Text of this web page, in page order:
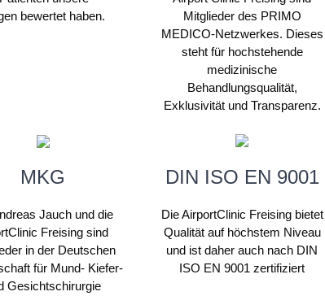
bewertet haben.
Mitglieder des PRIMO
MEDICO-Netzwerkes. Dieses
steht für hochstehende
medizinische
Behandlungsqualität,
Exklusivität und Transparenz.
MKG
Jauch und die
Freising sind
in der Deutschen
für Mund- Kiefer-
Gesichtschirurgie
DIN ISO EN 9001
Die AirportClinic Freising bietet
Qualität auf höchstem Niveau
und ist daher auch nach DIN
ISO EN 9001 zertifiziert